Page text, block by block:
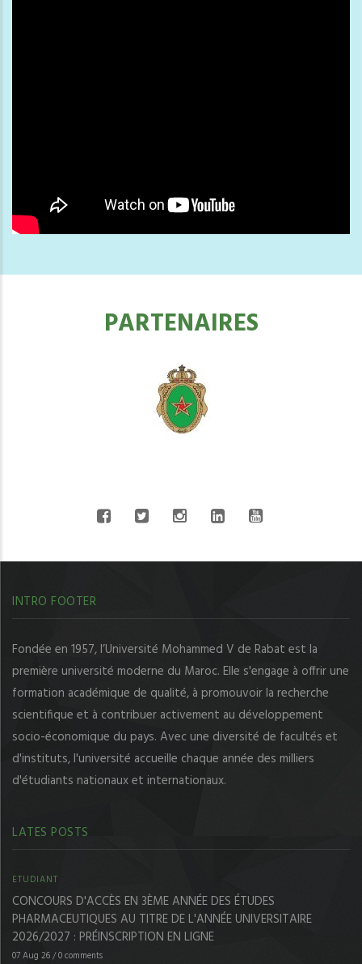
PARTENAIRES
INTRO FOOTER
Fondée en 1957, l’Université Mohammed V de Rabat est la
première université moderne du Maroc. Elle s'engage à offrir une
formation académique de qualité, à promouvoir la recherche
scientifique et à contribuer activement au développement
socio-économique du pays. Avec une diversité de facultés et
d'instituts, l'université accueille chaque année des milliers
d'étudiants nationaux et internationaux.
LATES POSTS
ETUDIANT
CONCOURS D'ACCÈS EN 3ÈME ANNÉE DES ÉTUDES
PHARMACEUTIQUES AU TITRE DE L'ANNÉE UNIVERSITAIRE
2026/2027 : PRÉINSCRIPTION EN LIGNE
07 Aug 26/0 comments